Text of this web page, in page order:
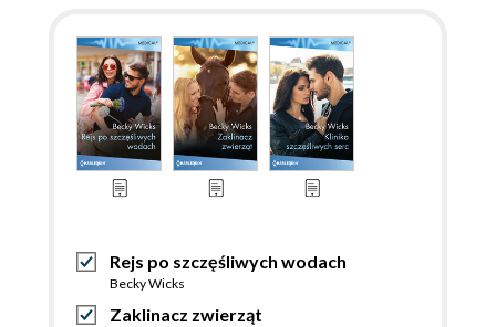
Rejs po szczęśliwych wodach
Becky Wicks
Zaklinacz zwierząt